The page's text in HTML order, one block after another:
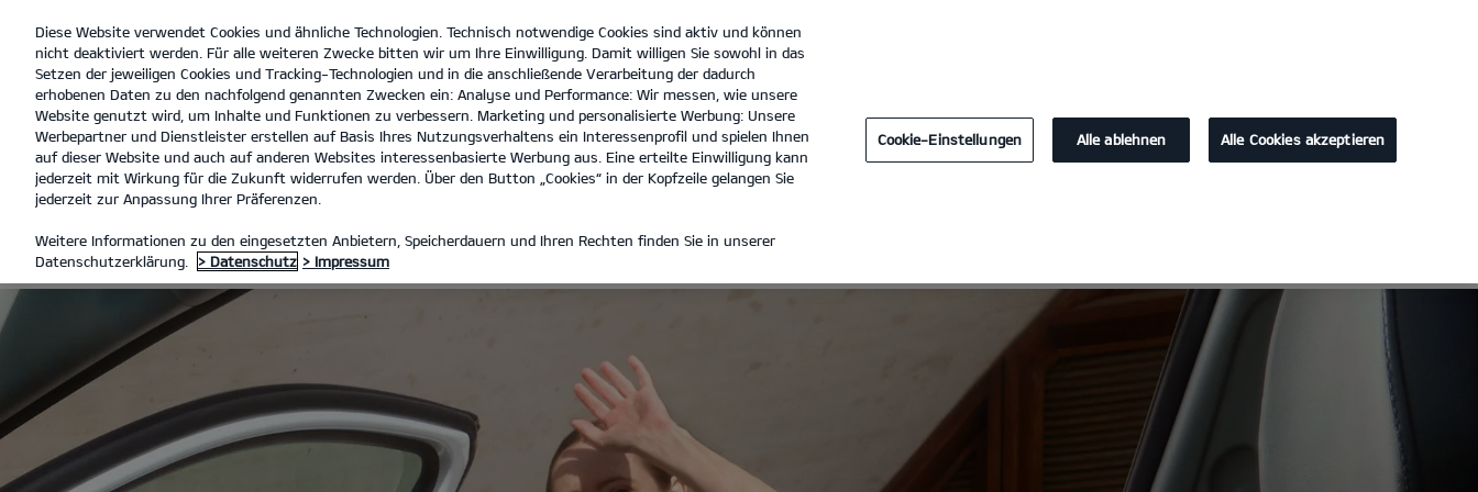
open
menu
Ernst Dello GmbH & Co. KG Tel. :
KIA ZERTIFIZIERTE GEBRAUCHTWAGEN
KIA ZERTIFIZIERTE GEBRAUCHTWAGEN
Diese Website verwendet Cookies und ähnliche Technologien. Technisch notwendige Cookies sind aktiv und können
nicht deaktiviert werden. Für alle weiteren Zwecke bitten wir um Ihre Einwilligung. Damit willigen Sie sowohl in das
Setzen der jeweiligen Cookies und Tracking-Technologien und in die anschließende Verarbeitung der dadurch
erhobenen Daten zu den nachfolgend genannten Zwecken ein: Analyse und Performance: Wir messen, wie unsere
Website genutzt wird, um Inhalte und Funktionen zu verbessern. Marketing und personalisierte Werbung: Unsere
Werbepartner und Dienstleister erstellen auf Basis Ihres Nutzungsverhaltens ein Interessenprofil und spielen Ihnen
auf dieser Website und auch auf anderen Websites interessenbasierte Werbung aus. Eine erteilte Einwilligung kann
jederzeit mit Wirkung für die Zukunft widerrufen werden. Über den Button „Cookies“ in der Kopfzeile gelangen Sie
jederzeit zur Anpassung Ihrer Präferenzen.
Weitere Informationen zu den eingesetzten Anbietern, Speicherdauern und Ihren Rechten finden Sie in unserer
Datenschutzerklärung.
> Datenschutz > Impressum
Cookie-Einstellungen Alle ablehnen Alle Cookies akzeptieren